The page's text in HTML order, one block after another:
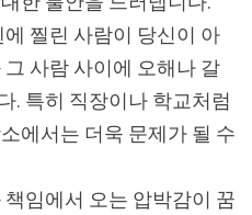
에 찔린 사람이 당신이 아
사람 사이에 오해나 갈
. 특히 직장이나 학교처럼
에서는 더욱 문제가 될 수
책임에서 오는 압박감이 꿈